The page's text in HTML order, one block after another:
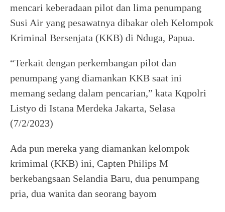
mencari keberadaan pilot dan lima penumpang
Susi Air yang pesawatnya dibakar oleh Kelompok
Kriminal Bersenjata (KKB) di Nduga, Papua.
“Terkait dengan perkembangan pilot dan
penumpang yang diamankan KKB saat ini
memang sedang dalam pencarian,” kata Kqpolri
Listyo di Istana Merdeka Jakarta, Selasa
(7/2/2023)
Ada pun mereka yang diamankan kelompok
krimimal (KKB) ini, Capten Philips M
berkebangsaan Selandia Baru, dua penumpang
pria, dua wanita dan seorang bayom